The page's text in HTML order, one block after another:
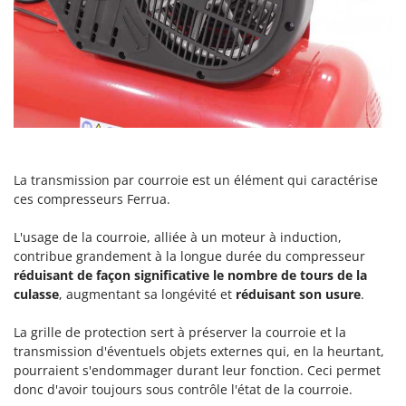
Oriental Koshin
Outdoorchef
P
Palazzetti
Palumbo Pavi
Paterlini
Philips
Prismafood
R
R.G.V.
Rato
Reber
Redback
La transmission par courroie est un élément qui caractérise
ces compresseurs Ferrua.
L'usage de la courroie, alliée à un moteur à induction,
contribue grandement à la longue durée du compresseur
réduisant de façon significative le nombre de tours de la
culasse, augmentant sa longévité et réduisant son usure.
La grille de protection sert à préserver la courroie et la
transmission d'éventuels objets externes qui, en la heurtant,
pourraient s'endommager durant leur fonction. Ceci permet
donc d'avoir toujours sous contrôle l'état de la courroie.